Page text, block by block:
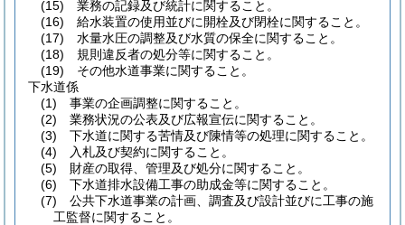
(15) 業務の記録及び統計に関すること。
(16) 給水装置の使用並びに開栓及び閉栓に関すること。
(17) 水量水圧の調整及び水質の保全に関すること。
(18) 規則違反者の処分等に関すること。
(19) その他水道事業に関すること。
下水道係
(1) 事業の企画調整に関すること。
(2) 業務状況の公表及び広報宣伝に関すること。
(3) 下水道に関する苦情及び陳情等の処理に関すること。
(4) 入札及び契約に関すること。
(5) 財産の取得、管理及び処分に関すること。
(6) 下水道排水設備工事の助成金等に関すること。
(7) 公共下水道事業の計画、調査及び設計並びに工事の施
工監督に関すること。